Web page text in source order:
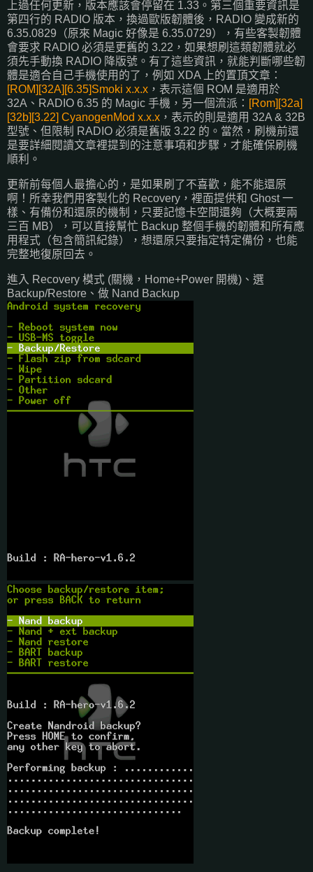
上過任何更新，版本應該會停留在 1.33。第三個重要資訊是
第四行的 RADIO 版本，換過歐版韌體後，RADIO 變成新的
6.35.0829（原來 Magic 好像是 6.35.0729），有些客製韌體
會要求 RADIO 必須是更舊的 3.22，如果想刷這類韌體就必
須先手動換 RADIO 降版號。有了這些資訊，就能判斷哪些韌
體是適合自己手機使用的了，例如 XDA 上的置頂文章：
[ROM][32A][6.35]Smoki x.x.x ，表示這個 ROM 是適用於
32A、RADIO 6.35 的 Magic 手機，另一個流派： [Rom][32a]
[32b][3.22] CyanogenMod x.x.x ，表示的則是適用 32A & 32B
型號、但限制 RADIO 必須是舊版 3.22 的。當然，刷機前還
是要詳細閱讀文章裡提到的注意事項和步驟，才能確保刷機
順利。
更新前每個人最擔心的，是如果刷了不喜歡，能不能還原
啊！所幸我們用客製化的 Recovery，裡面提供和 Ghost 一
樣、有備份和還原的機制，只要記憶卡空間還夠（大概要兩
三百 MB），可以直接幫忙 Backup 整個手機的韌體和所有應
用程式（包含簡訊紀錄），想還原只要指定特定備份，也能
完整地復原回去。
進入 Recovery 模式 (關機，Home+Power 開機)、選
Backup/Restore、做 Nand Backup